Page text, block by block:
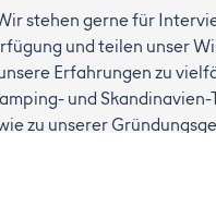
stehen gerne für
und teilen unser
Erfahrungen zu
und Skandinavien-
zu unserer